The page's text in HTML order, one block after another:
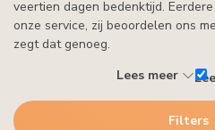
veertien dagen bedenktijd.
onze service, zij beoordelen ons
zegt dat genoeg.
Lees meer
Filters